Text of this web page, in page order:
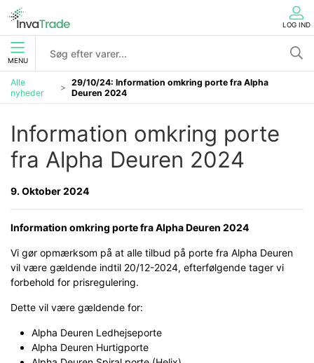
LOG IND
MENU
Alle
nyheder
29/10/24: Information omkring porte fra Alpha
Deuren 2024
Information omkring porte
fra Alpha Deuren 2024
9. Oktober 2024
Information omkring porte fra Alpha Deuren 2024
Vi gør opmærksom på at alle tilbud på porte fra Alpha Deuren
vil være gældende indtil 20/12-2024, efterfølgende tager vi
forbehold for prisregulering.
Dette vil være gældende for:
Alpha Deuren Ledhejseporte
Alpha Deuren Hurtigporte